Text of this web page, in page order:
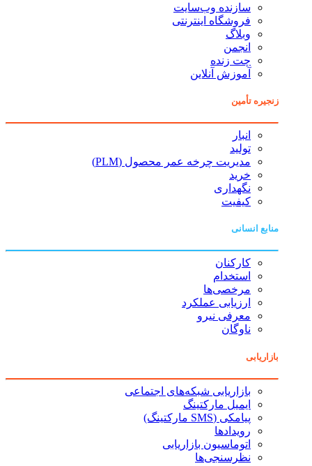
سازنده وب‌سایت
فروشگاه اینترنتی
وبلاگ
انجمن
چت زنده
آموزش آنلاین
زنجیره تأمین
انبار
تولید
مدیریت چرخه عمر محصول (PLM)
خرید
نگهداری
کیفیت
منابع انسانی
کارکنان
استخدام
مرخصی‌ها
ارزیابی عملکرد
معرفی نیرو
ناوگان
بازاریابی
بازاریابی شبکه‌های اجتماعی
ایمیل مارکتینگ
پیامکی (SMS مارکتینگ)
رویدادها
اتوماسیون بازاریابی
نظرسنجی‌ها